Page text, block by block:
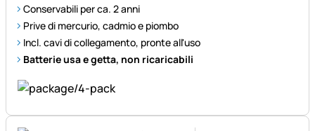
Conservabili per ca. 2 anni
Prive di mercurio, cadmio e piombo
Incl. cavi di collegamento, pronte all'uso
Batterie usa e getta, non ricaricabili